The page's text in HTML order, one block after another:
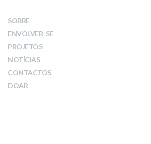
SOBRE
ENVOLVER-SE
PROJETOS
NOTÍCIAS
CONTACTOS
DOAR